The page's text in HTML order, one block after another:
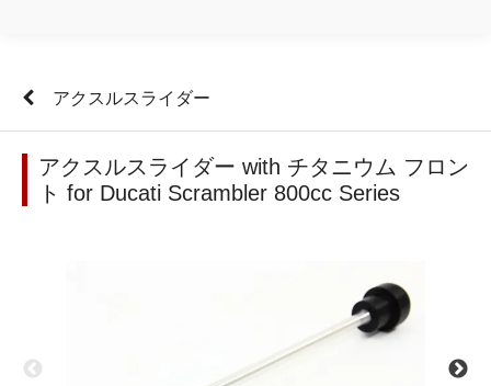
アクスルスライダー
アクスルスライダー with チタニウム フロン
ト for Ducati Scrambler 800cc Series